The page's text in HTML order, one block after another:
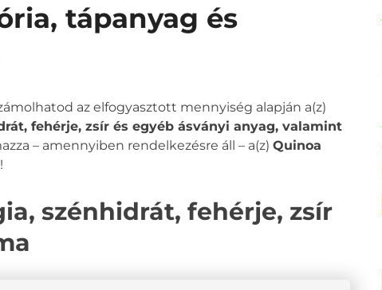
tápanyag és
az elfogyasztott mennyiség alapján a(z)
fehérje, zsír és egyéb ásványi anyag, valamint
– amennyiben rendelkezésre áll – a(z) Quinoa
szénhidrát, fehérje, zsír